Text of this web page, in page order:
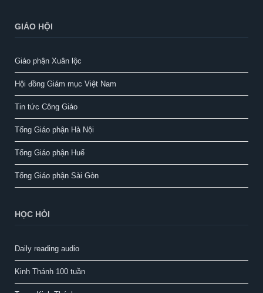
GIÁO HỘI
Giáo phận Xuân lộc
Hội đồng Giám mục Việt Nam
Tin tức Công Giáo
Tổng Giáo phận Hà Nội
Tổng Giáo phận Huế
Tổng Giáo phận Sài Gòn
HỌC HỎI
Daily reading audio
Kinh Thánh 100 tuần